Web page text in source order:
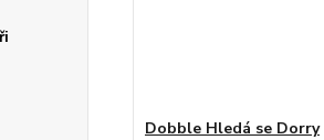
Dobble Hledá se Dorry